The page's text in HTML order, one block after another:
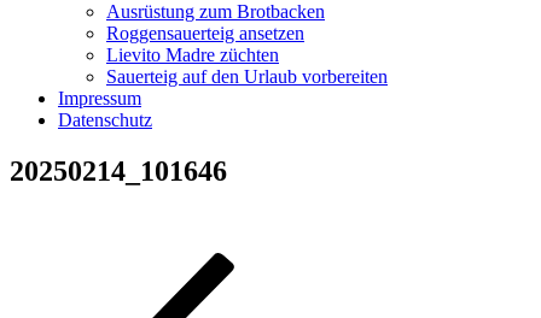
Ausrüstung zum Brotbacken
Roggensauerteig ansetzen
Lievito Madre züchten
Sauerteig auf den Urlaub vorbereiten
Impressum
Datenschutz
20250214_101646
Beitragsnavigation